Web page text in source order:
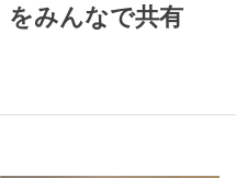
をみんなで共有